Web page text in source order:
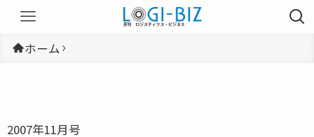
ホーム
2007年11月号